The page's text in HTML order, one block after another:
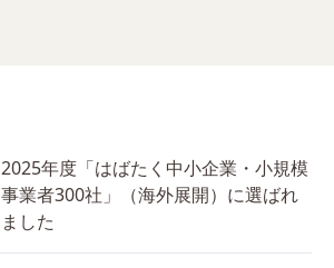
2025年度「はばたく中小企業・小規模
事業者300社」（海外展開）に選ばれ
ました